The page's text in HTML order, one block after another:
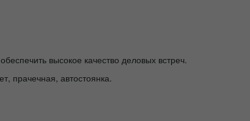
высокое качество деловых встреч.
прачечная, автостоянка.